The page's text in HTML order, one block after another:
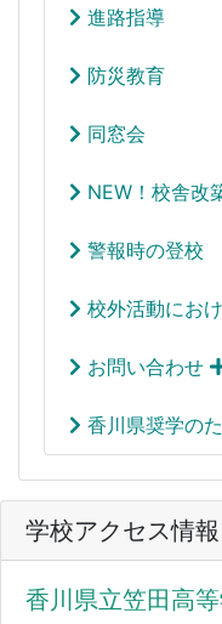
進路指導
防災教育
同窓会
NEW！校舎改
警報時の登校
校外活動にお
お問い合わせ
香川県奨学の
学校アクセス情報
香川県立笠田高